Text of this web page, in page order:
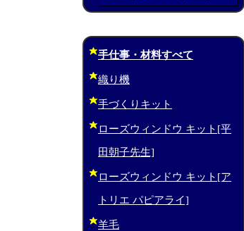
手仕事・材料すべて
織り機
手づくりキット
ローズウィンドウ キット[平
田朝子先生]
ローズウィンドウ キット[ア
トリエ パピアライ]
羊毛